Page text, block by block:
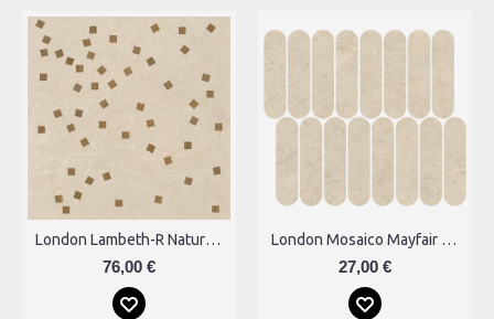
London Lambeth-R Natural 120x120 Plytelės
76,00 €
London Mosaico Mayfair Natural Plytelės
27,00 €